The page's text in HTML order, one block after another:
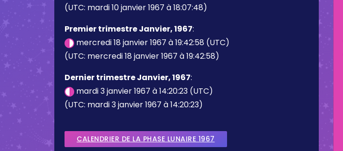
(UTC: mardi 10 janvier 1967 à 18:07:48)
Premier trimestre Janvier, 1967:
mercredi 18 janvier 1967 à 19:42:58 (UTC)
(UTC: mercredi 18 janvier 1967 à 19:42:58)
Dernier trimestre Janvier, 1967:
mardi 3 janvier 1967 à 14:20:23 (UTC)
(UTC: mardi 3 janvier 1967 à 14:20:23)
CALENDRIER DE LA PHASE LUNAIRE 1967